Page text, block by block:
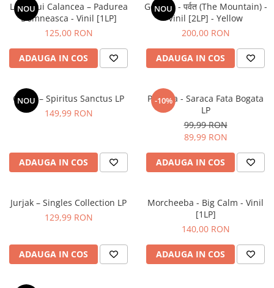
NOU
Lupii Lui Calancea – Padurea
Domneasca - Vinil [1LP]
125,00 RON
ADAUGA IN COS
NOU
Gorillaz - पर्वत (The Mountain) -
Vinil [2LP] - Yellow
200,00 RON
ADAUGA IN COS
NOU
Cargo – Spiritus Sanctus LP
149,99 RON
ADAUGA IN COS
-10%
Paulina - Saraca Fata Bogata
LP
99,99 RON
89,99 RON
ADAUGA IN COS
Jurjak – Singles Collection LP
129,99 RON
ADAUGA IN COS
Morcheeba - Big Calm - Vinil
[1LP]
140,00 RON
ADAUGA IN COS